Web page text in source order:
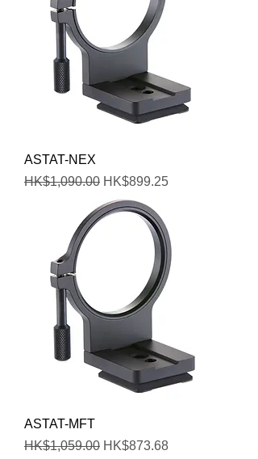
ASTAT-NEX
一般價格
HK$1,090.00 促銷價格
HK$899.25
ASTAT-MFT
一般價格
HK$1,059.00 促銷價格
HK$873.68